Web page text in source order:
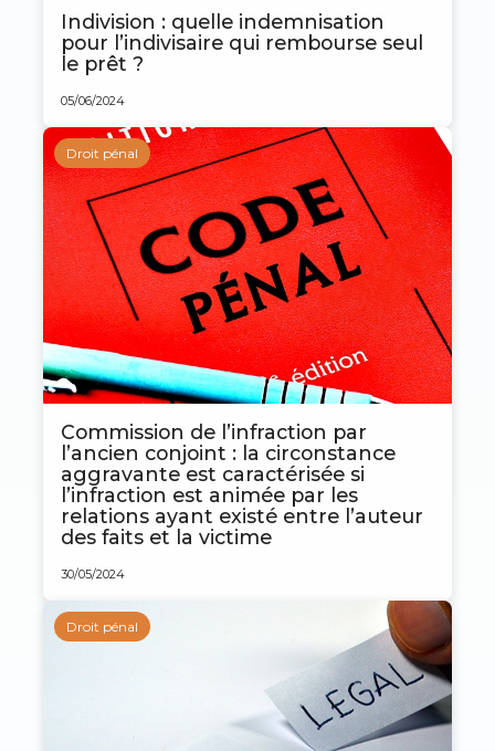
Indivision : quelle indemnisation
pour l’indivisaire qui rembourse seul
le prêt ?
05/06/2024
Commission de l’infraction par
l’ancien conjoint : la circonstance
aggravante est caractérisée si
l’infraction est animée par les
relations ayant existé entre l’auteur
des faits et la victime
30/05/2024
Droit pénal
Droit pénal